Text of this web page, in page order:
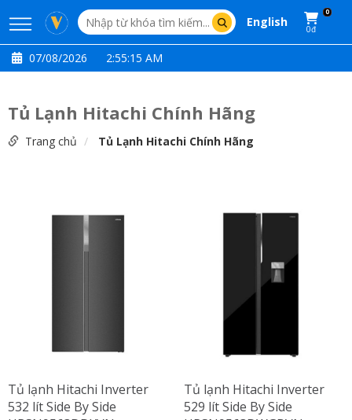
English
0
0đ
07/08/2026 2:55:15 AM
Tủ Lạnh Hitachi Chính Hãng
Trang chủ Tủ Lạnh Hitachi Chính Hãng
Tủ lạnh Hitachi Inverter
532 lít Side By Side
Tủ lạnh Hitachi Inverter
529 lít Side By Side